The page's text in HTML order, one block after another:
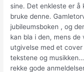
sine. Det enkleste er å
bruke denne.
jubileumsboken , og
kan bla i den, mens
utgivelse med et
tekstene og
rekke gode